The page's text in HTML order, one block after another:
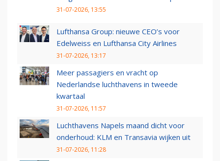
31-07-2026, 13:55
Lufthansa Group: nieuwe CEO’s voor
Edelweiss en Lufthansa City Airlines
31-07-2026, 13:17
Meer passagiers en vracht op
Nederlandse luchthavens in tweede
kwartaal
31-07-2026, 11:57
Luchthavens Napels maand dicht voor
onderhoud: KLM en Transavia wijken uit
31-07-2026, 11:28